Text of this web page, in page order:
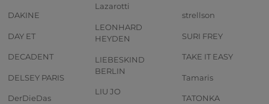
DAKINE
DAY ET
DECADENT
DELSEY PARIS
DerDieDas
Lazarotti
LEONHARD
HEYDEN
LIEBESKIND
BERLIN
LIU JO
strellson
SURI FREY
TAKE IT EASY
Tamaris
TATONKA